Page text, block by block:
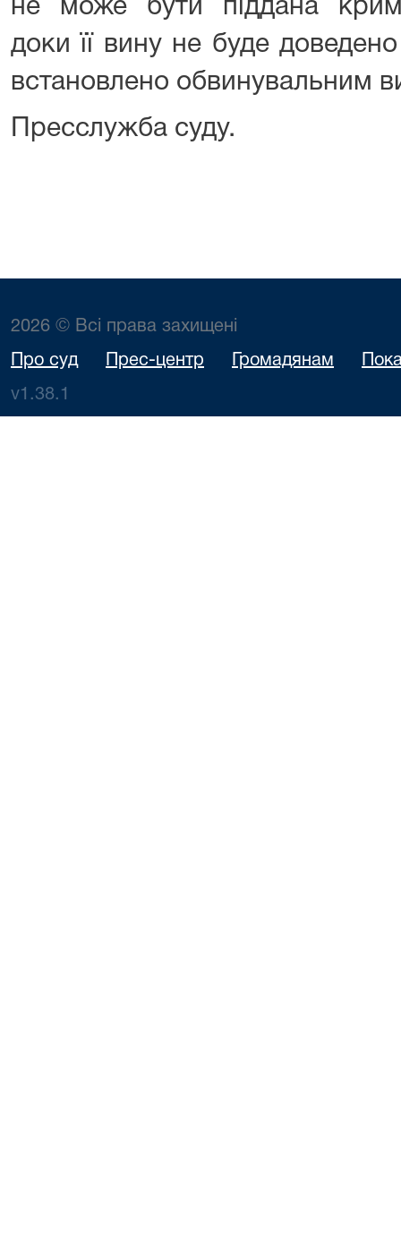
не може бути піддана
доки її вину не буде
встановлено обвинувальним
Пресслужба суду.
2026 © Всі права захищені
Про суд Прес-центр Громадянам
v1.38.1